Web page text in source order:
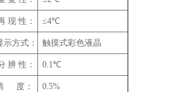
现 性： ≤4℃
示方式： 触摸式彩色液晶
辨 性： 0.1℃
度： 0.5%